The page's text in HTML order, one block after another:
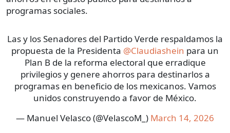
programas sociales.
Las y los Senadores del Partido Verde respaldamos la
propuesta de la Presidenta @Claudiashein para un
Plan B de la reforma electoral que erradique
privilegios y genere ahorros para destinarlos a
programas en beneficio de los mexicanos. Vamos
unidos construyendo a favor de México.
— Manuel Velasco (@VelascoM_) March 14, 2026